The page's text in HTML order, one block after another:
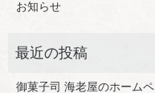
お知らせ
御菓子司 海老屋のホーム